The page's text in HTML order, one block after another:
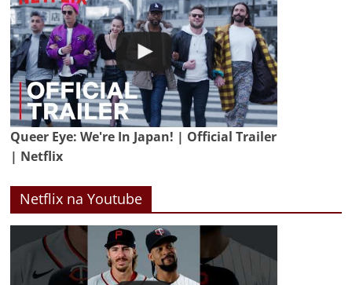
Queer Eye: We're In Japan! | Official Trailer
| Netflix
Netflix na Youtube